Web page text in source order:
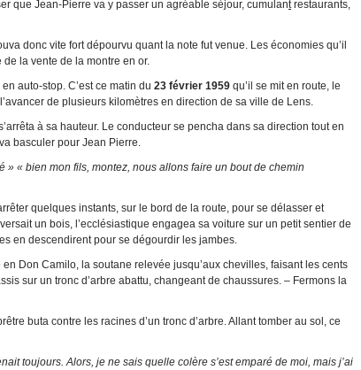
que Jean-Pierre va y passer un agréable séjour, cumulant restaurants,
donc vite fort dépourvu quant la note fut venue. Les économies qu’il
la vente de la montre en or.
auto-stop. C’est ce matin du 23 février 1959 qu’il se mit en route, le
de plusieurs kilomètres en direction de sa ville de Lens.
à sa hauteur. Le conducteur se pencha dans sa direction tout en
basculer pour Jean Pierre.
» « bien mon fils, montez, nous allons faire un bout de chemin
quelques instants, sur le bord de la route, pour se délasser et
un bois, l’ecclésiastique engagea sa voiture sur un petit sentier de
en descendirent pour se dégourdir les jambes.
Don Camilo, la soutane relevée jusqu’aux chevilles, faisant les cents
sur un tronc d’arbre abattu, changeant de chaussures. – Fermons la
buta contre les racines d’un tronc d’arbre. Allant tomber au sol, ce
toujours. Alors, je ne sais quelle colère s’est emparé de moi, mais j’ai